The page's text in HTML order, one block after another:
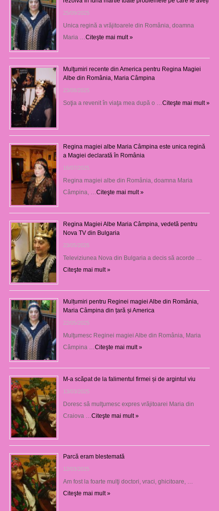
25/09/2025
Unica regină a vrăjitoarele din România, doamna
Maria … Citeşte mai mult »
Mulţumiri recente din America pentru Regina Magiei
Albe din România, Maria Câmpina
23/08/2025
Soţia a revenit în viaţa mea după o … Citeşte mai mult »
Regina magiei albe Maria Câmpina este unica regină
a Magiei declarată în România
16/07/2025
Regina magiei albe din România, doamna Maria
Câmpina, … Citeşte mai mult »
Regina Magiei Albe Maria Câmpina, vedetă pentru
Nova TV din Bulgaria
23/05/2025
Televiziunea Nova din Bulgaria a decis să acorde …
Citeşte mai mult »
Mulțumiri pentru Reginei magiei Albe din România,
Maria Câmpina din țară și America
22/05/2025
Mulţumesc Reginei magiei Albe din România, Maria
Câmpina … Citeşte mai mult »
M-a scăpat de la falimentul firmei și de argintul viu
13/03/2025
Doresc să mulţumesc expres vrăjitoarei Maria din
Craiova … Citeşte mai mult »
Parcă eram blestemată
12/03/2025
Am fost la foarte mulţi doctori, vraci, ghicitoare, …
Citeşte mai mult »